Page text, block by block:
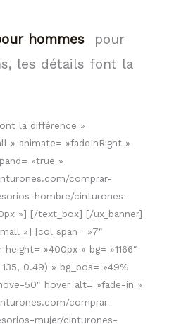
hommes
pour
les détails font la
la différence »
» animate= »fadeInRight »
»true »
comprar-
hombre/cinturones-
»] [/text_box] [/ux_banner]
»] [col span= »7″
height= »400px » bg= »1166″
135, 0.49) » bg_pos= »49%
50″ hover_alt= »fade-in »
comprar-
mujer/cinturones-